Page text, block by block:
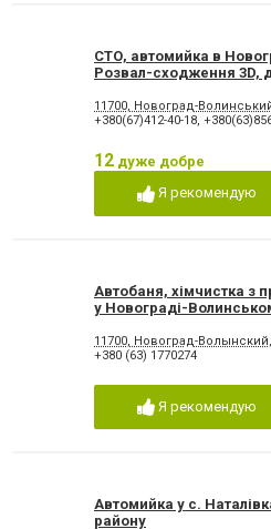
СТО, автомийка в
Розвал-сходження 3D,
11700, Новоград-
+380(67)412-40-18,
12 дуже добре
Я рекомендую
Автобаня, хімчистка з
у Новограді-
11700, Новоград-
+380 (63) 1770274
Я рекомендую
Автомийка у с.
району